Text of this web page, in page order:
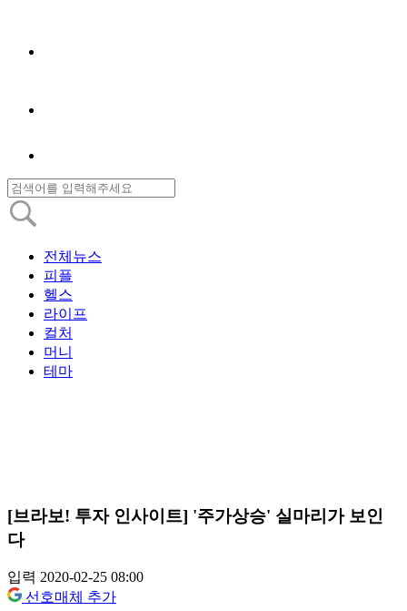
전체뉴스
피플
헬스
라이프
컬처
머니
테마
[브라보! 투자 인사이트] '주가상승' 실마리가 보인
다
입력 2020-02-25 08:00
선호매체 추가